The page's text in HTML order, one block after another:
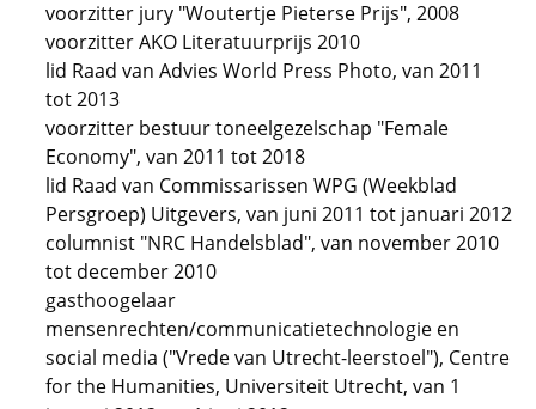
voorzitter jury "Woutertje Pieterse Prijs", 2008
voorzitter AKO Literatuurprijs 2010
lid Raad van Advies World Press Photo, van 2011
tot 2013
voorzitter bestuur toneelgezelschap "Female
Economy", van 2011 tot 2018
lid Raad van Commissarissen WPG (Weekblad
Persgroep) Uitgevers, van juni 2011 tot januari 2012
columnist "NRC Handelsblad", van november 2010
tot december 2010
gasthoogelaar
mensenrechten/communicatietechnologie en
social media ("Vrede van Utrecht-leerstoel"), Centre
for the Humanities, Universiteit Utrecht, van 1